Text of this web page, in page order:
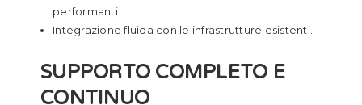
performanti.
Integrazione fluida con le infrastrutture esistenti.
SUPPORTO COMPLETO E
CONTINUO